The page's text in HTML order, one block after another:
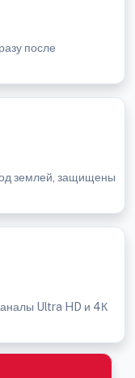
после
землей, защищены
Ultra HD и 4К